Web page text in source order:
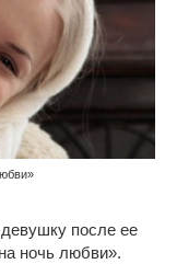
после ее
ночь любви».